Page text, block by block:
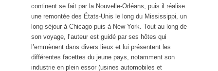
continent se fait par la Nouvelle-Orléans, puis il réalise
une remontée des États-Unis le long du Mississippi, un
long séjour à Chicago puis à New York. Tout au long de
son voyage, l’auteur est guidé par ses hôtes qui
l’emmènent dans divers lieux et lui présentent les
différentes facettes du jeune pays, notamment son
industrie en plein essor (usines automobiles et